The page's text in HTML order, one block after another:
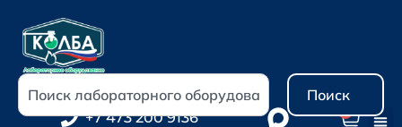
Поиск
+7 473 200 9136